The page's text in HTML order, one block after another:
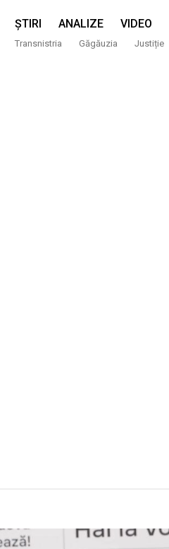
ȘTIRI ANALIZE VIDEO
Transnistria Găgăuzia Justiție